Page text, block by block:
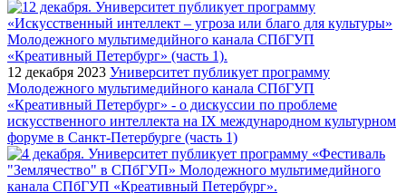
12 декабря 2023 Университет публикует программу
Молодежного мультимедийного канала СПбГУП
«Креативный Петербург» - о дискуссии по проблеме
искусственного интеллекта на IX международном культурном
форуме в Санкт-Петербурге (часть 1)